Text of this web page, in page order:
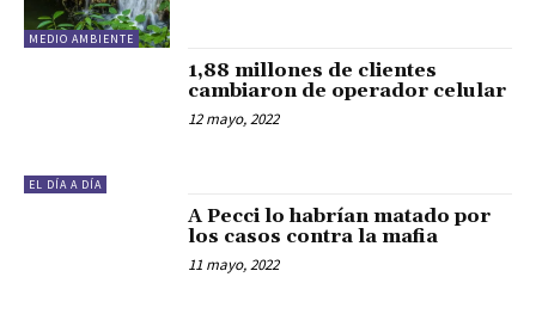
MEDIO AMBIENTE
EL DÍA A DÍA
1,88 millones de clientes
cambiaron de operador celular
12 mayo, 2022
A Pecci lo habrían matado por
los casos contra la mafia
11 mayo, 2022